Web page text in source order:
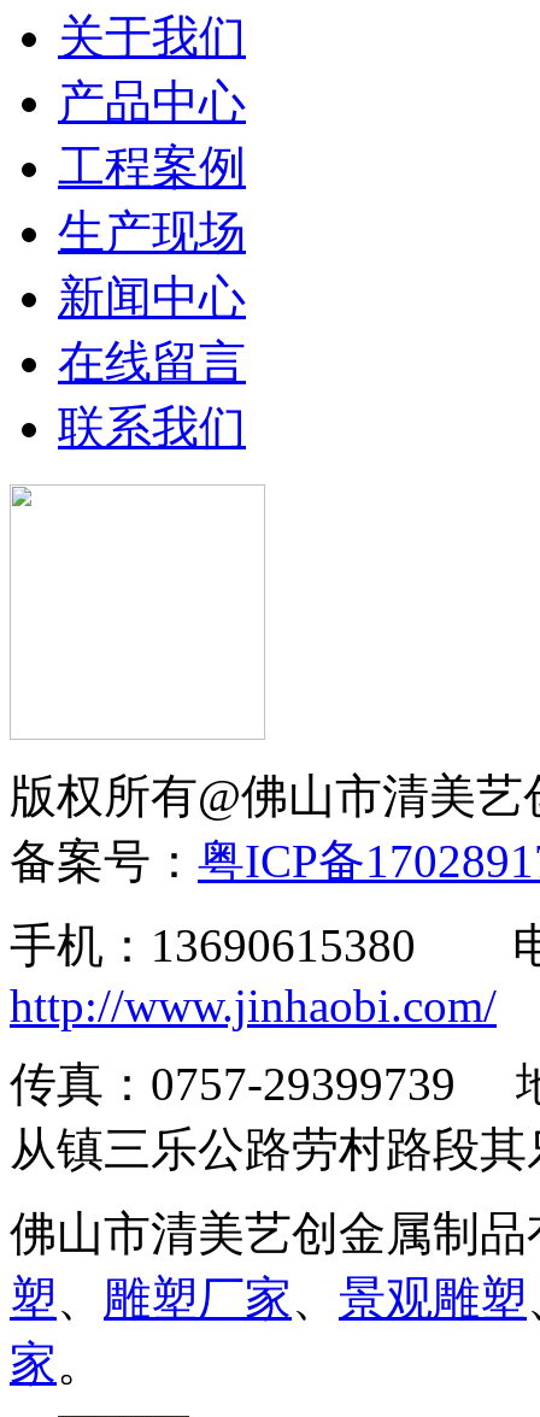
关于我们
产品中心
工程案例
生产现场
新闻中心
在线留言
联系我们
版权所有@佛山市清美
备案号： 粤ICP备
手机：13690615380
http://www.jinhaobi.com/
传真：0757-29399739
从镇三乐公路劳村路段
佛山市清美艺创金属制
塑、 雕塑厂家、 景观雕塑
家。